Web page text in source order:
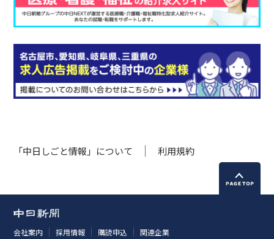
「中日しごと情報」について 利用規約
会社案内 採用情報 購読申込 関連企業